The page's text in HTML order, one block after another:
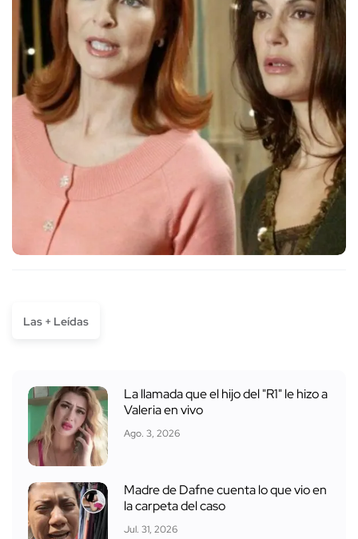
Las + Leídas
La llamada que el hijo del "R1" le hizo a
Valeria en vivo
Ago. 3, 2026
Madre de Dafne cuenta lo que vio en
la carpeta del caso
Jul. 31, 2026